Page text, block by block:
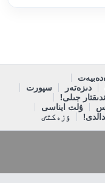
دىزەتەر
سپورت
جىلى!
ۇلت ايناسى
ٶزەكتٸ